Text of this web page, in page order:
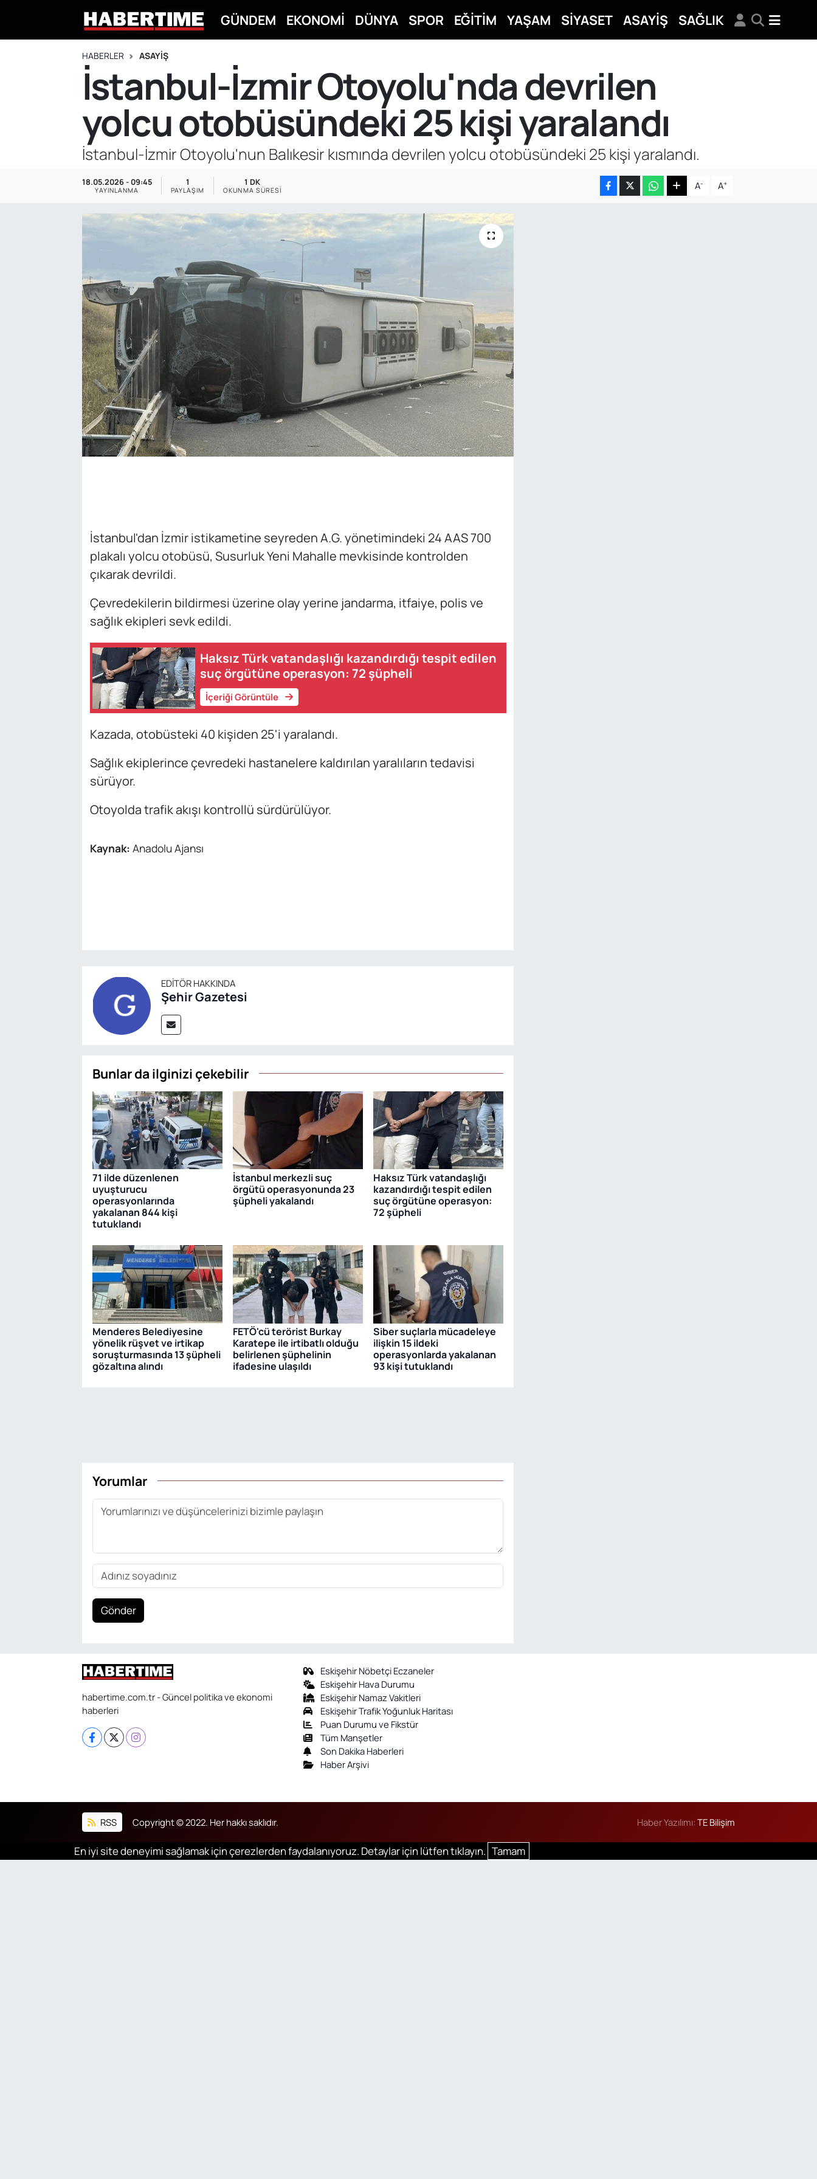
GÜNDEM EKONOMİ DÜNYA SPOR EĞİTİM YAŞAM SİYASET ASAYİŞ SAĞLIK
HABERLER ASAYİŞ
İstanbul-İzmir Otoyolu'nda devrilen
yolcu otobüsündeki 25 kişi yaralandı
İstanbul-İzmir Otoyolu'nun Balıkesir kısmında devrilen yolcu otobüsündeki 25 kişi yaralandı.
18.05.2026 - 09:45
YAYINLANMA
1
PAYLAŞIM
1 DK
OKUNMA SÜRESI A- A+
İstanbul'dan İzmir istikametine seyreden A.G. yönetimindeki 24 AAS 700
plakalı yolcu otobüsü, Susurluk Yeni Mahalle mevkisinde kontrolden
çıkarak devrildi.
Çevredekilerin bildirmesi üzerine olay yerine jandarma, itfaiye, polis ve
sağlık ekipleri sevk edildi.
Haksız Türk vatandaşlığı kazandırdığı tespit edilen
suç örgütüne operasyon: 72 şüpheli
İçeriği Görüntüle
Kazada, otobüsteki 40 kişiden 25'i yaralandı.
Sağlık ekiplerince çevredeki hastanelere kaldırılan yaralıların tedavisi
sürüyor.
Otoyolda trafik akışı kontrollü sürdürülüyor.
Kaynak: Anadolu Ajansı
EDITÖR HAKKINDA
Şehir Gazetesi
Bunlar da ilginizi çekebilir
71 ilde düzenlenen
uyuşturucu
operasyonlarında
yakalanan 844 kişi
tutuklandı
İstanbul merkezli suç
örgütü operasyonunda 23
şüpheli yakalandı
Haksız Türk vatandaşlığı
kazandırdığı tespit edilen
suç örgütüne operasyon:
72 şüpheli
Menderes Belediyesine
yönelik rüşvet ve irtikap
soruşturmasında 13 şüpheli
gözaltına alındı
FETÖ'cü terörist Burkay
Karatepe ile irtibatlı olduğu
belirlenen şüphelinin
ifadesine ulaşıldı
Siber suçlarla mücadeleye
ilişkin 15 ildeki
operasyonlarda yakalanan
93 kişi tutuklandı
Yorumlar
Gönder
habertime.com.tr - Güncel politika ve ekonomi
haberleri
Eskişehir Nöbetçi Eczaneler
Eskişehir Hava Durumu
Eskişehir Namaz Vakitleri
Eskişehir Trafik Yoğunluk Haritası
Puan Durumu ve Fikstür
Tüm Manşetler
Son Dakika Haberleri
Haber Arşivi
RSS Copyright © 2022. Her hakkı saklıdır. Haber Yazılımı:TE Bilişim
En iyi site deneyimi sağlamak için çerezlerden faydalanıyoruz. Detaylar için lütfen tıklayın. Tamam
Eskişehir Hava Durumu
Eskişehir Namaz Vakitleri
Eskişehir Trafik Yoğunluk Haritası